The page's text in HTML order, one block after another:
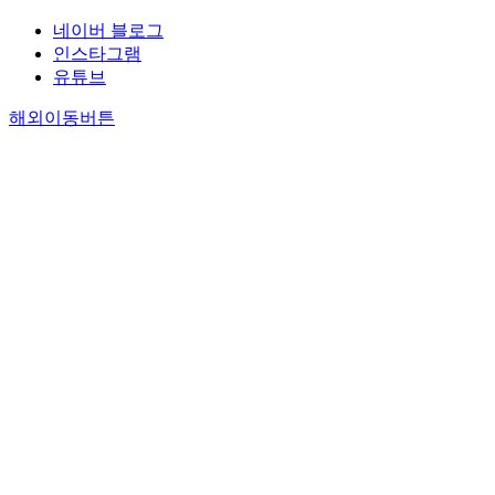
네이버 블로그
인스타그램
유튜브
해외이동버튼